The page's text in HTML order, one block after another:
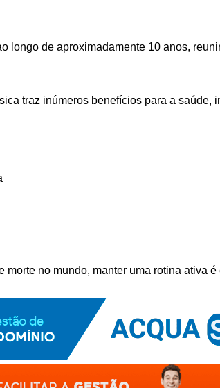
longo de aproximadamente 10 anos,
traz inúmeros benefícios para a saúde,
morte no mundo, manter uma rotina